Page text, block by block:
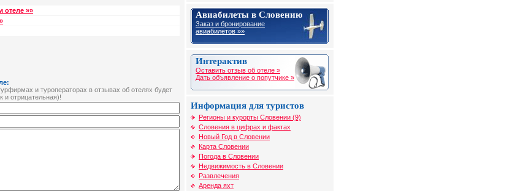
отеле »»
и туроператорах в отзывах об отелях будет
и отрицательная)!
Авиабилеты в Словению
Заказ и бронирование
авиабилетов »»
Интерактив
Оставить отзыв об отеле »
Дать объявление о попутчике »
Информация для туристов
Регионы и курорты Словении (9)
Словения в цифрах и фактах
Новый Год в Словении
Карта Словении
Погода в Словении
Недвижимость в Словении
Развлечения
Аренда яхт